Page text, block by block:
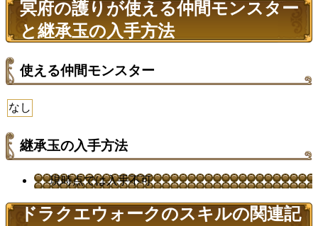
冥府の護りが使える仲間モンスター
と継承玉の入手方法
使える仲間モンスター
なし
継承玉の入手方法
現時点では入手不可
ドラクエウォークのスキルの関連記